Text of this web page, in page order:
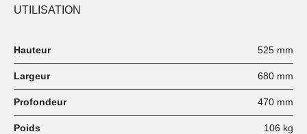
UTILISATION
Hauteur 525 mm
Largeur 680 mm
Profondeur 470 mm
Poids 106 kg